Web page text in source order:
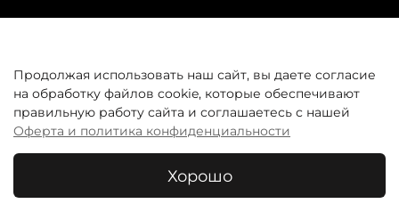
Покупателям
* Запрещенная сеть
© 2026 Все права защищены. Интернет-магазин одежды
Продолжая использовать наш сайт, вы даете согласие
на обработку файлов cookie, которые обеспечивают
правильную работу сайта и соглашаетесь с нашей
Оферта и политика конфиденциальности
Хорошо